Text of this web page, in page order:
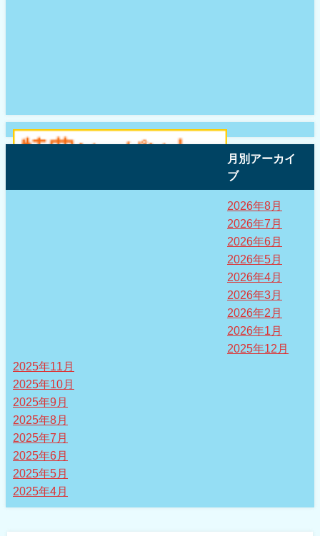
月別アーカイ
ブ
2026年8月
2026年7月
2026年6月
2026年5月
2026年4月
2026年3月
2026年2月
2026年1月
2025年12月
2025年11月
2025年10月
2025年9月
2025年8月
2025年7月
2025年6月
2025年5月
2025年4月